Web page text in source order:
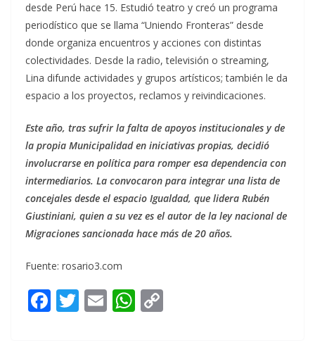
desde Perú hace 15. Estudió teatro y creó un programa
periodístico que se llama “Uniendo Fronteras” desde
donde organiza encuentros y acciones con distintas
colectividades. Desde la radio, televisión o streaming,
Lina difunde actividades y grupos artísticos; también le da
espacio a los proyectos, reclamos y reivindicaciones.
Este año, tras sufrir la falta de apoyos institucionales y de
la propia Municipalidad en iniciativas propias, decidió
involucrarse en política para romper esa dependencia con
intermediarios. La convocaron para integrar una lista de
concejales desde el espacio Igualdad, que lidera Rubén
Giustiniani, quien a su vez es el autor de la ley nacional de
Migraciones sancionada hace más de 20 años.
Fuente: rosario3.com
F T E W